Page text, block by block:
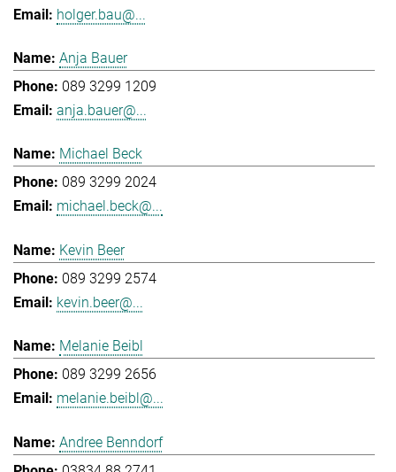
holger.bau@...
Anja Bauer
089 3299 1209
anja.bauer@...
Michael Beck
089 3299 2024
michael.beck@...
Kevin Beer
089 3299 2574
kevin.beer@...
Melanie Beibl
089 3299 2656
melanie.beibl@...
Andree Benndorf